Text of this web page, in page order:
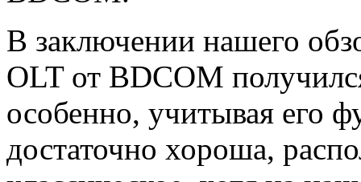
В заключении нашего
OLT от BDCOM
особенно, учитывая его
достаточно хороша,